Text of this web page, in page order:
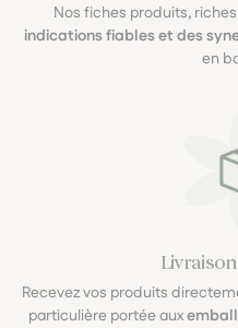
Nos fiches produits,
indications fiables et des
en
Recevez vos produits
particulière portée aux